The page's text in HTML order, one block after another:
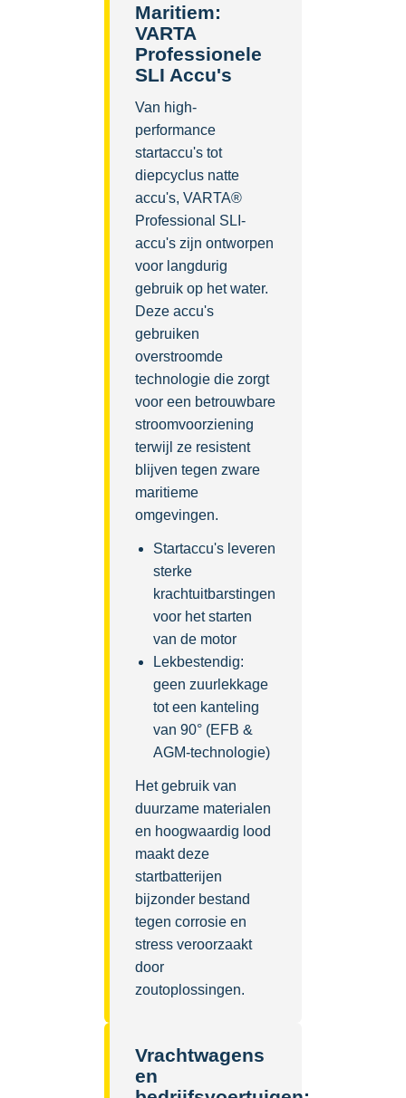
Maritiem:
VARTA
Professionele
SLI Accu's
Van high-
performance
startaccu's tot
diepcyclus natte
accu's, VARTA®
Professional SLI-
accu's zijn ontworpen
voor langdurig
gebruik op het water.
Deze accu's
gebruiken
overstroomde
technologie die zorgt
voor een betrouwbare
stroomvoorziening
terwijl ze resistent
blijven tegen zware
maritieme
omgevingen.
Startaccu's leveren
sterke
krachtuitbarstingen
voor het starten
van de motor
Lekbestendig:
geen zuurlekkage
tot een kanteling
van 90° (EFB &
AGM-technologie)
Het gebruik van
duurzame materialen
en hoogwaardig lood
maakt deze
startbatterijen
bijzonder bestand
tegen corrosie en
stress veroorzaakt
door
zoutoplossingen.
Vrachtwagens
en